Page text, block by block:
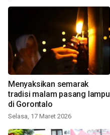
Menyaksikan semarak
tradisi malam pasang lampu
di Gorontalo
Selasa, 17 Maret 2026